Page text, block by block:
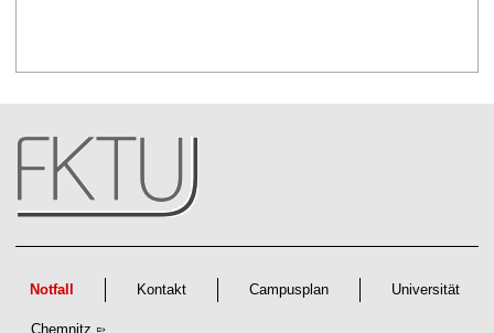
Notfall Kontakt Campusplan Universität
Chemnitz